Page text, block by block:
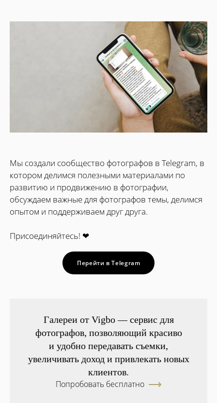
Мы создали сообщество фотографов в Telegram, в
котором делимся полезными материалами по
развитию и продвижению в фотографии,
обсуждаем важные для фотографов темы, делимся
опытом и поддерживаем друг друга.
Присоединяйтесь! ❤
Перейти в Telegram
Галереи от Vigbo — сервис для
фотографов, позволяющий красиво
и удобно передавать съемки,
увеличивать доход и привлекать новых
клиентов.
Попробовать бесплатно